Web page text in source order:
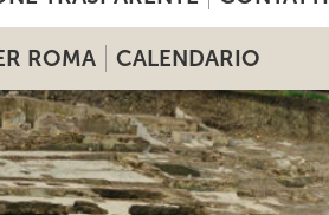
ROMA CALENDARIO